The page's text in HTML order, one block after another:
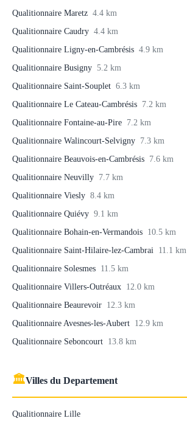
Qualitionnaire Maretz 4.4 km
Qualitionnaire Caudry 4.4 km
Qualitionnaire Ligny-en-Cambrésis 4.9 km
Qualitionnaire Busigny 5.2 km
Qualitionnaire Saint-Souplet 6.3 km
Qualitionnaire Le Cateau-Cambrésis 7.2 km
Qualitionnaire Fontaine-au-Pire 7.2 km
Qualitionnaire Walincourt-Selvigny 7.3 km
Qualitionnaire Beauvois-en-Cambrésis 7.6 km
Qualitionnaire Neuvilly 7.7 km
Qualitionnaire Viesly 8.4 km
Qualitionnaire Quiévy 9.1 km
Qualitionnaire Bohain-en-Vermandois 10.5 km
Qualitionnaire Saint-Hilaire-lez-Cambrai 11.1 km
Qualitionnaire Solesmes 11.5 km
Qualitionnaire Villers-Outréaux 12.0 km
Qualitionnaire Beaurevoir 12.3 km
Qualitionnaire Avesnes-les-Aubert 12.9 km
Qualitionnaire Seboncourt 13.8 km
🏛Villes du Departement
Qualitionnaire Lille